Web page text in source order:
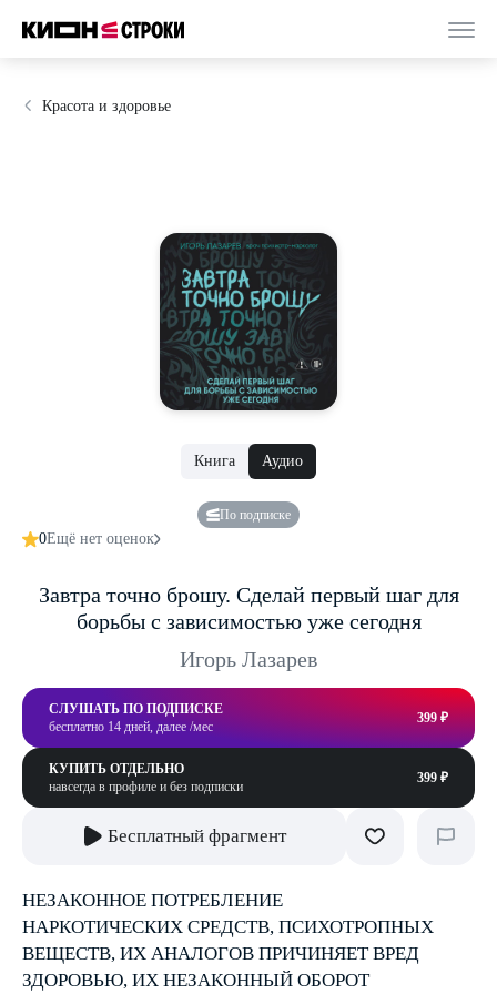
Красота и здоровье
Книга Аудио
По подписке
0Ещё нет оценок
Завтра точно брошу. Сделай первый шаг для
борьбы с зависимостью уже сегодня
Игорь Лазарев
СЛУШАТЬ ПО ПОДПИСКЕ
бесплатно 14 дней, далее /мес
399 ₽
КУПИТЬ ОТДЕЛЬНО
навсегда в профиле и без подписки
399 ₽
Бесплатный фрагмент
НЕЗАКОННОЕ ПОТРЕБЛЕНИЕ
НАРКОТИЧЕСКИХ СРЕДСТВ, ПСИХОТРОПНЫХ
ВЕЩЕСТВ, ИХ АНАЛОГОВ ПРИЧИНЯЕТ ВРЕД
ЗДОРОВЬЮ, ИХ НЕЗАКОННЫЙ ОБОРОТ